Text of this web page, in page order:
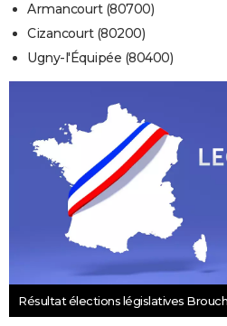
Armancourt (80700)
Cizancourt (80200)
Ugny-l'Équipée (80400)
Résultat élections législatives